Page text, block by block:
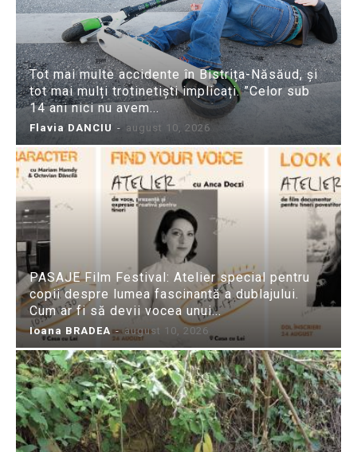
Tot mai multe accidente în Bistrița-Năsăud, și
tot mai mulți trotinetiști implicați. ”Celor sub
14 ani nici nu avem...
Flavia DANCIU - august 10, 2026
PASAJE Film Festival: Atelier special pentru
copii despre lumea fascinantă a dublajului.
Cum ar fi să devii vocea unui...
Ioana BRADEA - august 10, 2026